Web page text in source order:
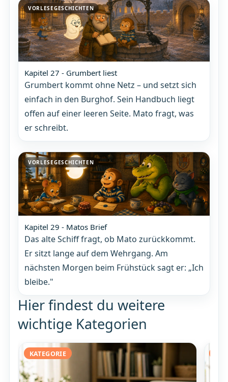
VORLESEGESCHICHTEN
Kapitel 27 - Grumbert liest
Grumbert kommt ohne Netz – und setzt sich
einfach in den Burghof. Sein Handbuch liegt
offen auf einer leeren Seite. Mato fragt, was
er schreibt.
VORLESEGESCHICHTEN
Kapitel 29 - Matos Brief
Das alte Schiff fragt, ob Mato zurückkommt.
Er sitzt lange auf dem Wehrgang. Am
nächsten Morgen beim Frühstück sagt er: „Ich
bleibe."
Hier findest du weitere
wichtige Kategorien
KATEGORIE